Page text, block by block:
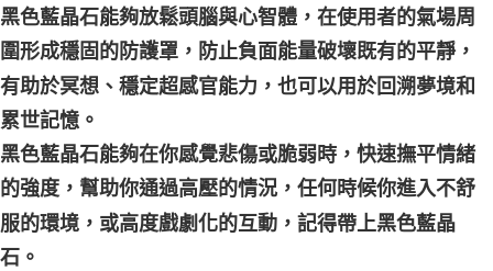
黑色藍晶石能夠放鬆頭腦與心智體，在使用者的氣場周
圍形成穩固的防護罩，防止負面能量破壞既有的平靜，
有助於冥想、穩定超感官能力，也可以用於回溯夢境和
累世記憶。
黑色藍晶石能夠在你感覺悲傷或脆弱時，快速撫平情緒
的強度，幫助你通過高壓的情況，任何時候你進入不舒
服的環境，或高度戲劇化的互動，記得帶上黑色藍晶
石。